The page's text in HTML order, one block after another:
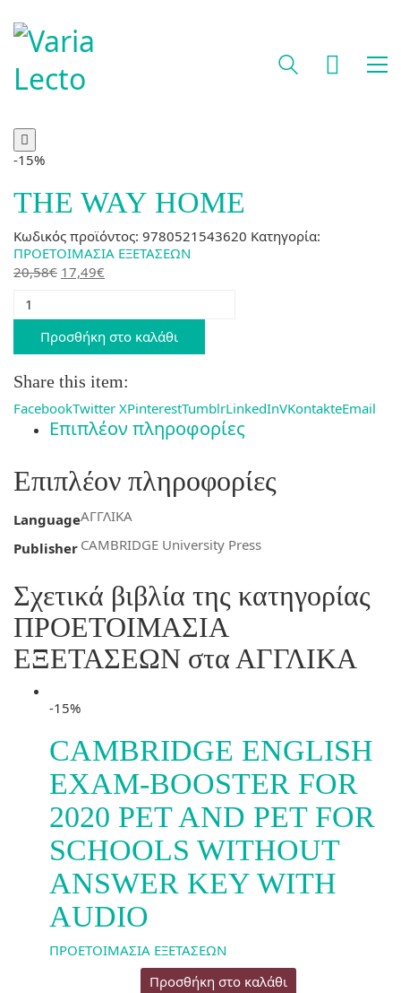
-15%
THE WAY HOME
Κωδικός προϊόντος: 9780521543620 Κατηγορία:
ΠΡΟΕΤΟΙΜΑΣΙΑ ΕΞΕΤΑΣΕΩΝ
20,58€ Original
20,58€.
17,49€
17,49€.
THE
WAY
HOME
ποσότητα
Προσθήκη στο καλάθι
Share this item:
FacebookTwitter XPinterestTumblrLinkedInVKontakteEmail
Επιπλέον πληροφορίες
Επιπλέον πληροφορίες
LanguageΑΓΓΛΙΚΑ
Publisher CAMBRIDGE University Press
Σχετικά βιβλία της κατηγορίας
ΠΡΟΕΤΟΙΜΑΣΙΑ
ΕΞΕΤΑΣΕΩΝ στα ΑΓΓΛΙΚΑ
-15%
CAMBRIDGE ENGLISH
EXAM-BOOSTER FOR
2020 PET AND PET FOR
SCHOOLS WITHOUT
ANSWER KEY WITH
AUDIO
ΠΡΟΕΤΟΙΜΑΣΙΑ ΕΞΕΤΑΣΕΩΝ
Προσθήκη στο καλάθι